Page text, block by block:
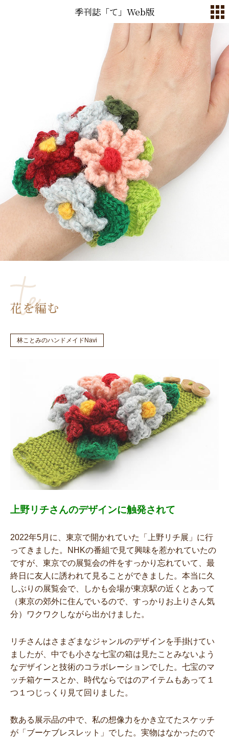
季刊誌「て」Web版
花を編む
林ことみのハンドメイドNavi
上野リチさんのデザインに触発されて
2022年5月に、東京で開かれていた「上野リチ展」に行
ってきました。NHKの番組で見て興味を惹かれていたの
ですが、東京での展覧会の件をすっかり忘れていて、最
終日に友人に誘われて見ることができました。本当に久
しぶりの展覧会で、しかも会場が東京駅の近くとあって
（東京の郊外に住んでいるので、すっかりお上りさん気
分）ワクワクしながら出かけました。
リチさんはさまざまなジャンルのデザインを手掛けてい
ましたが、中でも小さな七宝の箱は見たことみないよう
なデザインと技術のコラボレーションでした。七宝のマ
ッチ箱ケースとか、時代ならではのアイテムもあって１
つ１つじっくり見て回りました。
数ある展示品の中で、私の想像力をかき立てたスケッチ
が「ブーケブレスレット」でした。実物はなかったので